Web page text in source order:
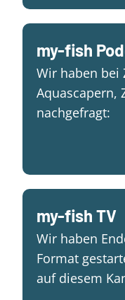
my-fish
Wir haben bei
Aquascapern,
nachgefragt:
my-fish TV
Wir haben
Format
auf diesem